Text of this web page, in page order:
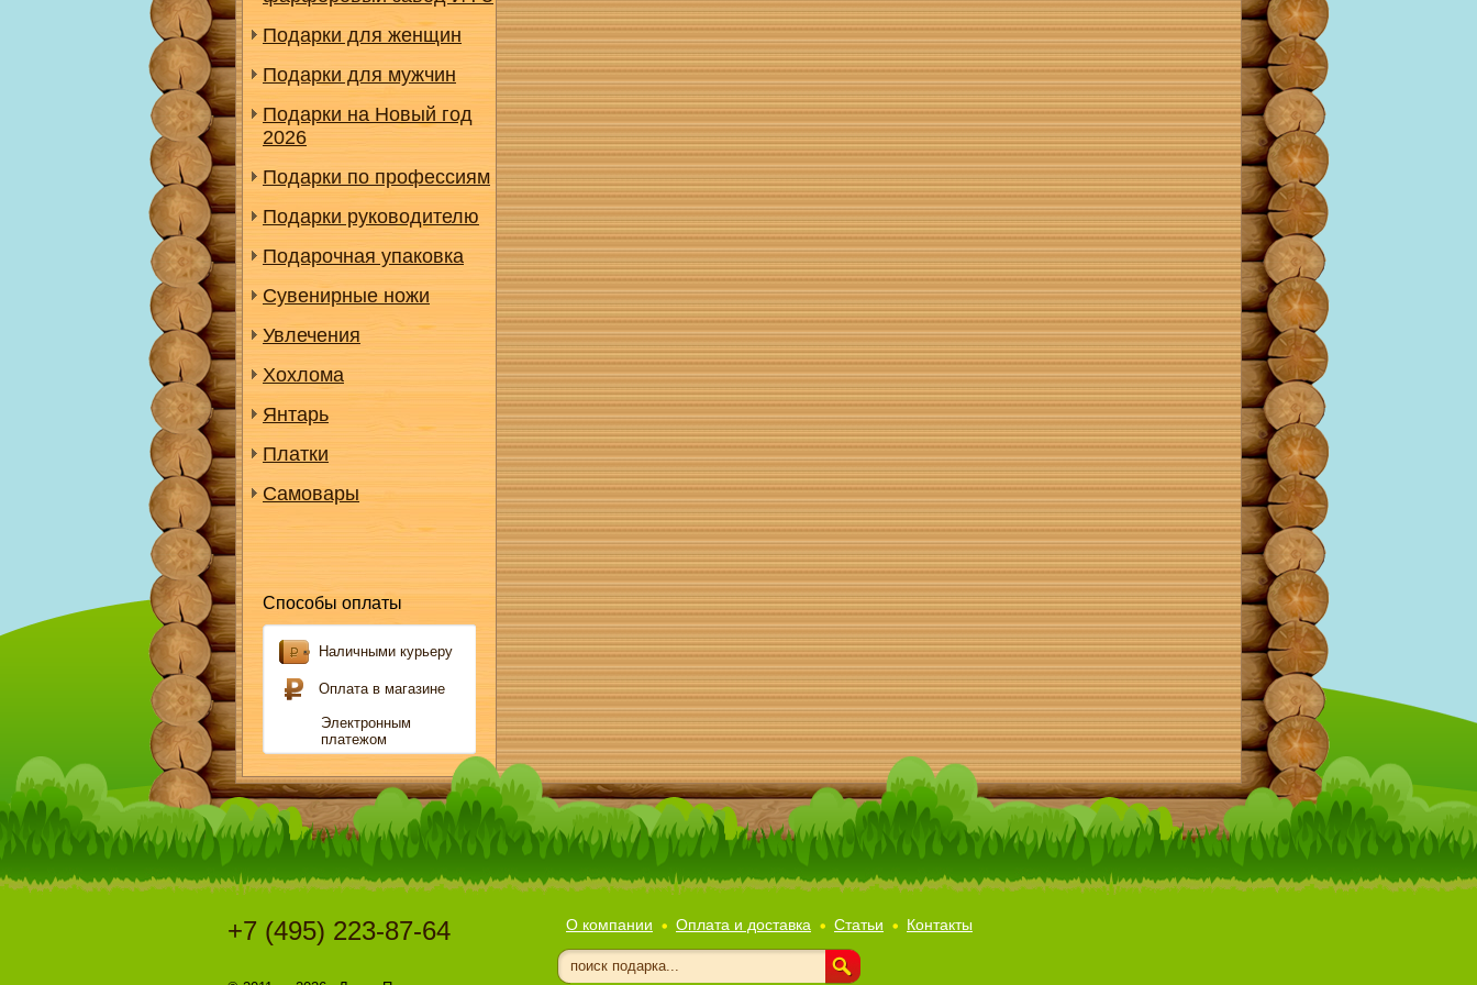
Подарки для женщин
Подарки для мужчин
Подарки на Новый год
2026
Подарки по профессиям
Подарки руководителю
Подарочная упаковка
Сувенирные ножи
Увлечения
Хохлома
Янтарь
Платки
Самовары
Способы оплаты
Наличными курьеру
Оплата в магазине
Электронным
платежом
О компании Оплата и доставка Статьи Контакты
+7 (495) 223-87-64